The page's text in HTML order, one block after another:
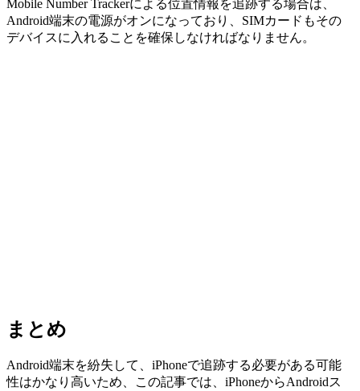
Mobile Number Trackerによる位置情報を追跡する場合は、
Android端末の電源がオンになっており、SIMカードもその
デバイスに入れることを確保しなければなりません。
まとめ
Android端末を紛失して、iPhoneで追跡する必要がある可能
性はかなり高いため、この記事では、iPhoneからAndroidス